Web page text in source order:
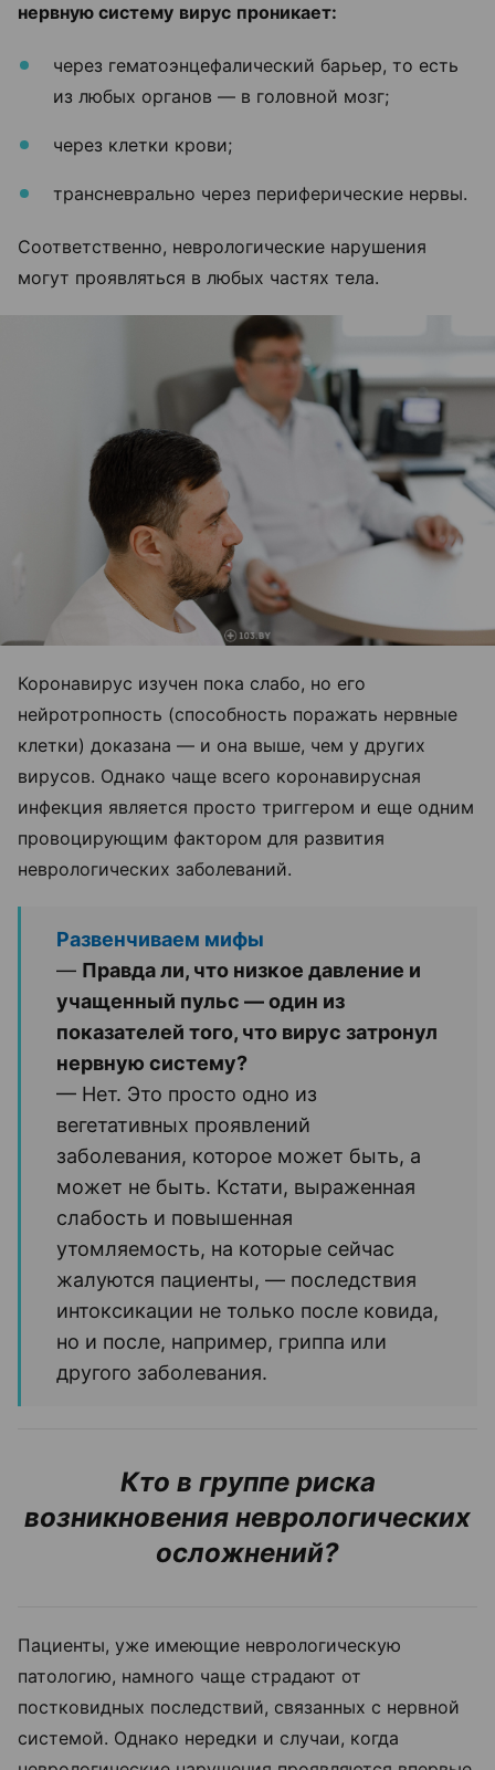
нервную систему вирус проникает:
через гематоэнцефалический барьер, то есть
из любых органов — в головной мозг;
через клетки крови;
трансневрально через периферические нервы.
Соответственно, неврологические нарушения
могут проявляться в любых частях тела.
Коронавирус изучен пока слабо, но его
нейротропность (способность поражать нервные
клетки) доказана — и она выше, чем у других
вирусов. Однако чаще всего коронавирусная
инфекция является просто триггером и еще одним
провоцирующим фактором для развития
неврологических заболеваний.
Развенчиваем мифы
— Правда ли, что низкое давление и
учащенный пульс — один из
показателей того, что вирус затронул
нервную систему?
— Нет. Это просто одно из
вегетативных проявлений
заболевания, которое может быть, а
может не быть. Кстати, выраженная
слабость и повышенная
утомляемость, на которые сейчас
жалуются пациенты, — последствия
интоксикации не только после ковида,
но и после, например, гриппа или
другого заболевания.
Кто в группе риска
возникновения неврологических
осложнений?
Пациенты, уже имеющие неврологическую
патологию, намного чаще страдают от
постковидных последствий, связанных с нервной
системой. Однако нередки и случаи, когда